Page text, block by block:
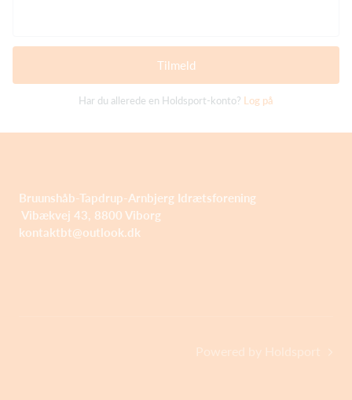
Tilmeld
Har du allerede en Holdsport-konto? Log på
Bruunshåb-Tapdrup-Arnbjerg Idrætsforening
Vibækvej 43, 8800 Viborg
kontaktbt@outlook.dk
Powered by Holdsport